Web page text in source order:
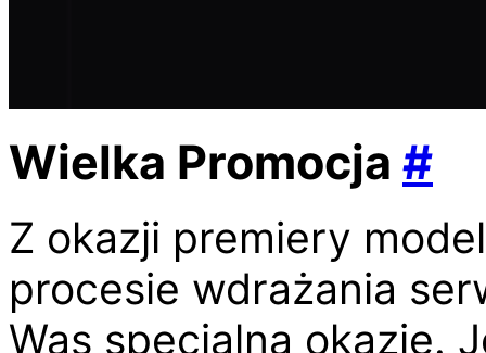
Wielka Promocja #
Z okazji premiery
procesie wdrażania
Was specjalną okazję.